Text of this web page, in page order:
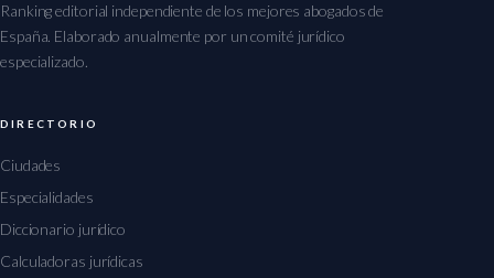
Ranking editorial independiente de los mejores abogados de
España. Elaborado anualmente por un comité jurídico
especializado.
DIRECTORIO
Ciudades
Especialidades
Diccionario jurídico
Calculadoras jurídicas